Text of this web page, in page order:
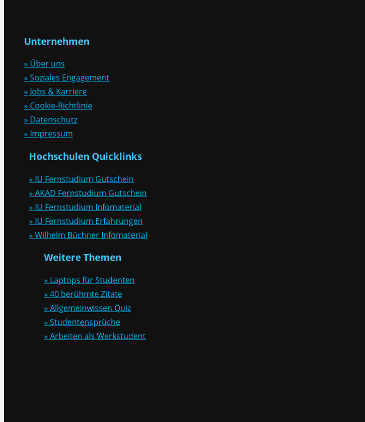
Unternehmen
» Über uns
» Soziales Engagement
» Jobs & Karriere
» Cookie-Richtlinie
» Datenschutz
» Impressum
Hochschulen Quicklinks
» IU Fernstudium Gutschein
» AKAD Fernstudium Gutschein
» IU Fernstudium Infomaterial
» IU Fernstudium Erfahrungen
» Wilhelm Büchner Infomaterial
Weitere Themen
» Laptops für Studenten
» 40 berühmte Zitate
» Allgemeinwissen Quiz
» Studentensprüche
» Arbeiten als Werkstudent